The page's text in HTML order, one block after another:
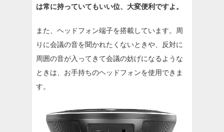
は常に持っていてもいい位、大変便利ですよ。
また、ヘッドフォン端子を搭載しています。周
りに会議の音を聞かれたくないときや、反対に
周囲の音が入ってきて会議の妨げになるような
ときは、お手持ちのヘッドフォンを使用できま
す。